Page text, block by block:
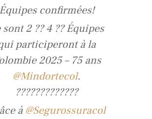
Équipes confirmées!
sont 2 ?? 4 ?? Équipes
participeront à la
2025 – 75 ans
@Mindortecol.
?????????????
à @Segurossuracol